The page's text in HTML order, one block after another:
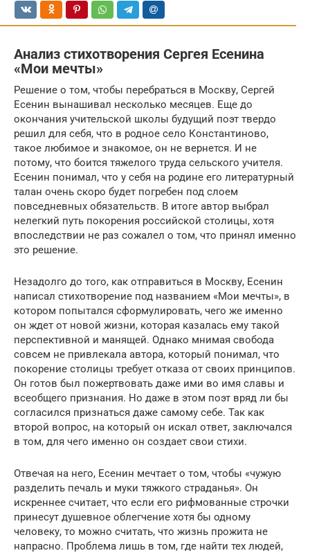
Анализ стихотворения Сергея Есенина
«Мои мечты»
Решение о том, чтобы перебраться в Москву, Сергей
Есенин вынашивал несколько месяцев. Еще до
окончания учительской школы будущий поэт твердо
решил для себя, что в родное село Константиново,
такое любимое и знакомое, он не вернется. И не
потому, что боится тяжелого труда сельского учителя.
Есенин понимал, что у себя на родине его литературный
талан очень скоро будет погребен под слоем
повседневных обязательств. В итоге автор выбрал
нелегкий путь покорения российской столицы, хотя
впоследствии не раз сожалел о том, что принял именно
это решение.
Незадолго до того, как отправиться в Москву, Есенин
написал стихотворение под названием «Мои мечты», в
котором попытался сформулировать, чего же именно
он ждет от новой жизни, которая казалась ему такой
перспективной и манящей. Однако мнимая свобода
совсем не привлекала автора, который понимал, что
покорение столицы требует отказа от своих принципов.
Он готов был пожертвовать даже ими во имя славы и
всеобщего признания. Но даже в этом поэт вряд ли бы
согласился признаться даже самому себе. Так как
второй вопрос, на который он искал ответ, заключался
в том, для чего именно он создает свои стихи.
Отвечая на него, Есенин мечтает о том, чтобы «чужую
разделить печаль и муки тяжкого страданья». Он
искреннее считает, что если его рифмованные строчки
принесут душевное облегчение хотя бы одному
человеку, то можно считать, что жизнь прожита не
напрасно. Проблема лишь в том, где найти тех людей,